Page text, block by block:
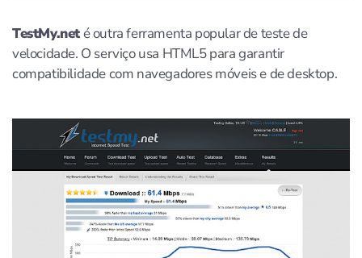
TestMy.neté outra ferramenta popular de teste de
velocidade. O serviço usa HTML5 para garantir
compatibilidade com navegadores móveis e de desktop.